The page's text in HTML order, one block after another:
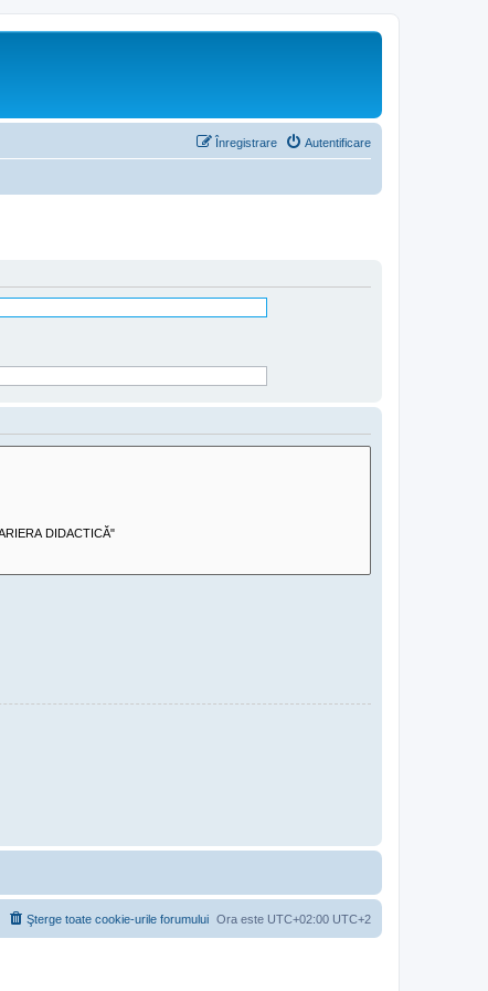
Autentificare
Înregistrare
Ora este UTC+02:00 UTC+2
Şterge toate cookie-urile forumului